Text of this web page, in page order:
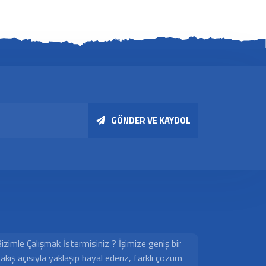
GÖNDER VE KAYDOL
Çalışmak İstermisiniz ? İşimize geniş bir
açısıyla yaklaşıp hayal ederiz, farklı çözüm